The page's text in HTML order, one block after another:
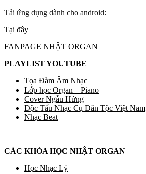
Tải ứng dụng dành cho android:
Tại đây
FANPAGE NHẬT ORGAN
PLAYLIST YOUTUBE
Tọa Đàm Âm Nhạc
Lớp học Organ – Piano
Cover Ngẫu Hứng
Độc Tấu Nhạc Cụ Dân Tộc Việt Nam
Nhạc Beat
CÁC KHÓA HỌC NHẬT ORGAN
Học Nhạc Lý